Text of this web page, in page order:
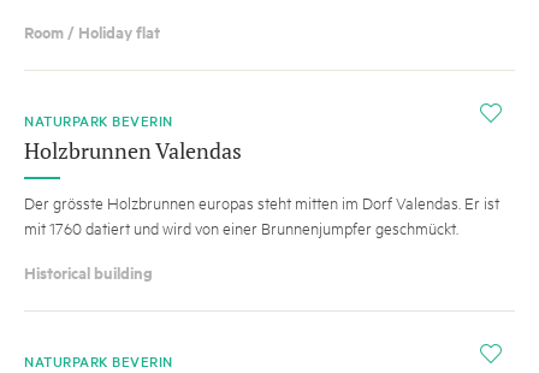
Room / Holiday flat
i
NATURPARK BEVERIN
Holzbrunnen Valendas
Der grösste Holzbrunnen europas steht mitten im Dorf Valendas. Er ist
mit 1760 datiert und wird von einer Brunnenjumpfer geschmückt.
Historical building
i
NATURPARK BEVERIN